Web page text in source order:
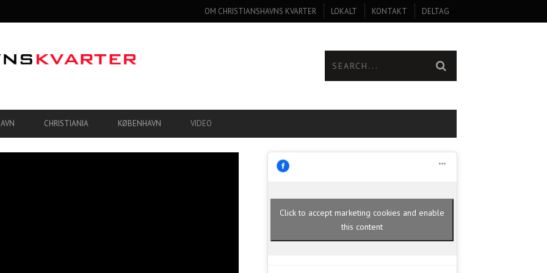
OM CHRISTIANSHAVNS KVARTER LOKALT KONTAKT DELTAG
CHRISTIANIA KØBENHAVN VIDEO
Click to accept marketing cookies and enable
this content